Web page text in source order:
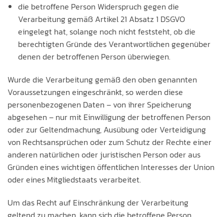
die betroffene Person Widerspruch gegen die
Verarbeitung gemäß Artikel 21 Absatz 1 DSGVO
eingelegt hat, solange noch nicht feststeht, ob die
berechtigten Gründe des Verantwortlichen gegenüber
denen der betroffenen Person überwiegen.
Wurde die Verarbeitung gemäß den oben genannten
Voraussetzungen eingeschränkt, so werden diese
personenbezogenen Daten – von ihrer Speicherung
abgesehen – nur mit Einwilligung der betroffenen Person
oder zur Geltendmachung, Ausübung oder Verteidigung
von Rechtsansprüchen oder zum Schutz der Rechte einer
anderen natürlichen oder juristischen Person oder aus
Gründen eines wichtigen öffentlichen Interesses der Union
oder eines Mitgliedstaats verarbeitet.
Um das Recht auf Einschränkung der Verarbeitung